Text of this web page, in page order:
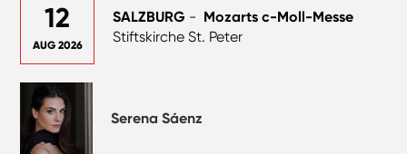
12
AUG 2026
SALZBURG - Mozarts c-Moll-Messe
Stiftskirche St. Peter
Serena Sáenz